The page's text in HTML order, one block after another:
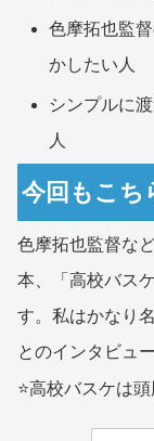
色摩拓也監
かしたい人
シンプルに
人
今回もこち
色摩拓也監督な
本、「高校バス
す。私はかなり
とのインタビュ
⭐️高校バスケは